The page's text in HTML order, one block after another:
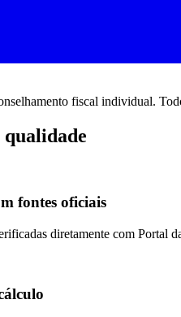
fiscal individual.
fontes oficiais
diretamente com